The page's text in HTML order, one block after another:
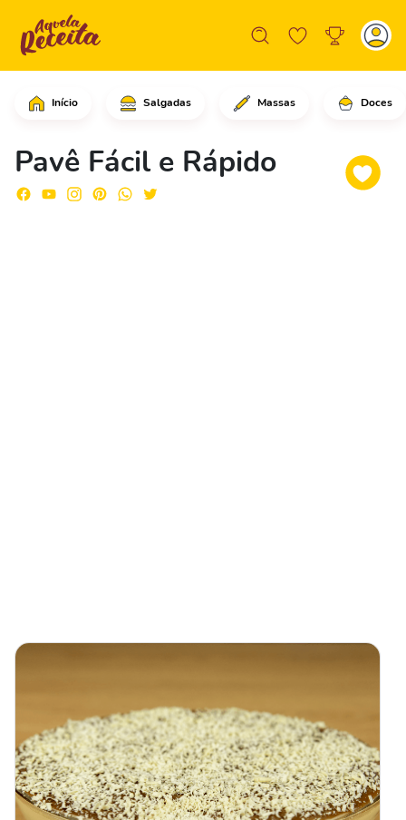
Início Salgadas Massas Doces
Pavê Fácil e Rápido
Em uma panela, coloque o leite